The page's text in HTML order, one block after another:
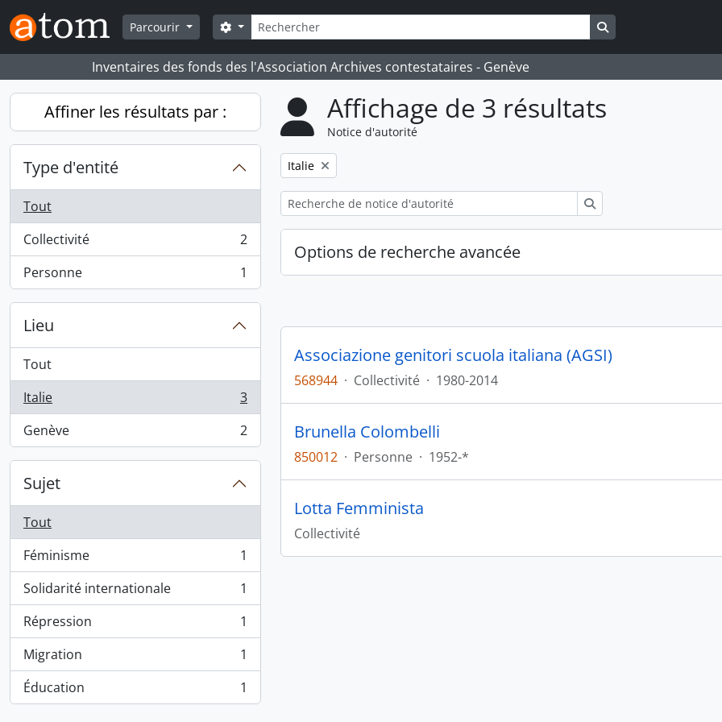
Skip to main content
Parcourir
Rechercher
Search options
Inventaires des fonds des l'Association Archives contestataires - Genève
Affiner les résultats par :
Type d'entité
Tout
Collectivité
, 2 résultats
2
Personne
, 1 résultats 1
Lieu
Tout
Italie
, 3 résultats
3
Genève
, 2 résultats 2
Sujet
Tout
Féminisme
, 1 résultats
1
Solidarité internationale
, 1 résultats
1
Répression
, 1 résultats
1
Migration
, 1 résultats
1
Éducation
, 1 résultats 1
Affichage de 3 résultats
Notice d'autorité
Remove filter:
Italie
Options de recherche avancée
Associazione genitori scuola italiana (AGSI)
568944 · Collectivité · 1980-2014
Brunella Colombelli
850012 · Personne · 1952-*
Lotta Femminista
Collectivité